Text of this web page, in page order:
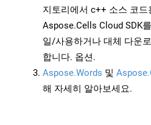
지토리에서 c++ 소스 코
Aspose.Cells Cloud SDK
일/사용하거나 대체 다운
합니다. 옵션.
Aspose.Words 및
해 자세히 알아보세요.